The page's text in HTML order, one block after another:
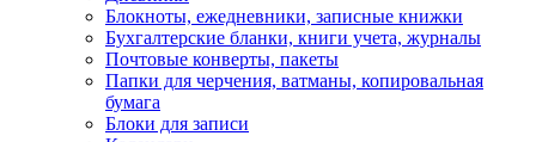
Блокноты, ежедневники, записные книжки
Бухгалтерские бланки, книги учета, журналы
Почтовые конверты, пакеты
Папки для черчения, ватманы, копировальная
бумага
Блоки для записи